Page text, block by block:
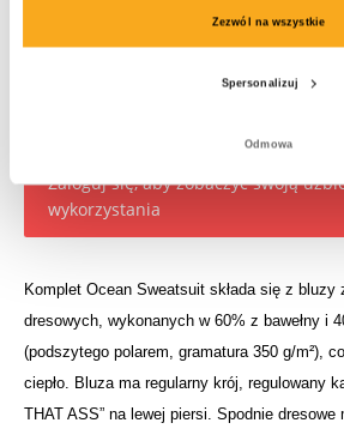
Zezwól na wszystkie
Spersonalizuj
Odmowa
Zaloguj się, aby zobaczyć swoją
wykorzystania
Komplet Ocean Sweatsuit składa się z bluzy
dresowych, wykonanych w 60% z bawełny i
(podszytego polarem, gramatura 350 g/m²),
ciepło. Bluza ma regularny krój, regulowany
THAT ASS” na lewej piersi. Spodnie